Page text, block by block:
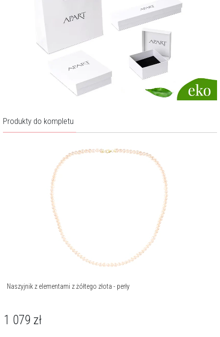
Produkty do kompletu
Naszyjnik z elementami z żółtego złota - perły
1 079 zł